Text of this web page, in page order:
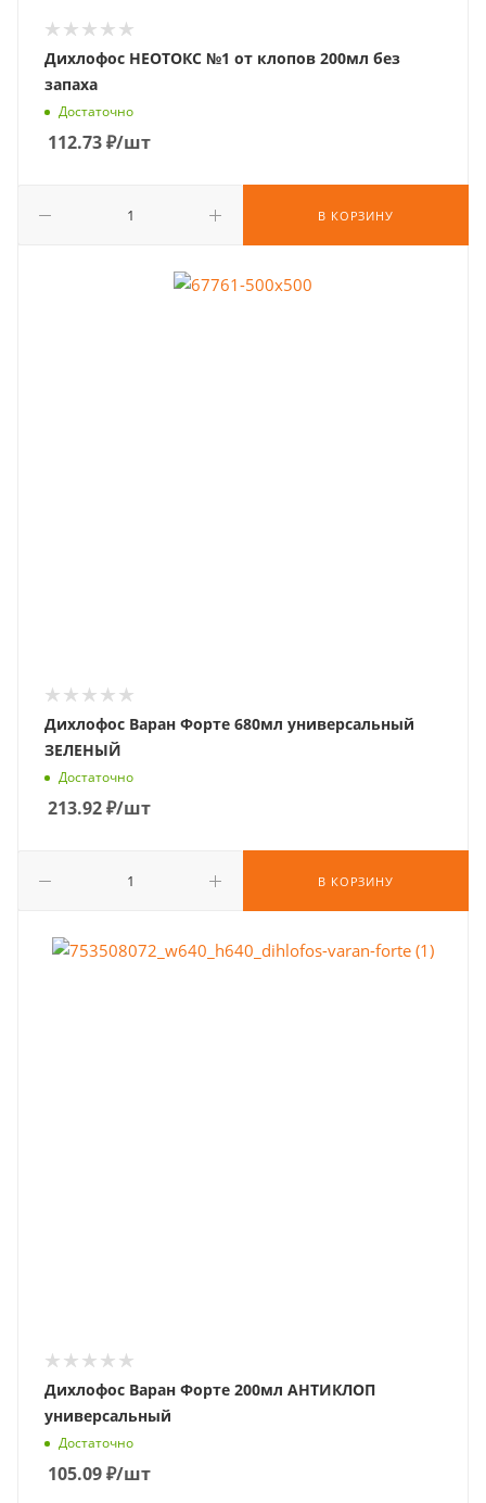
Дихлофос НЕОТОКС №1 от клопов 200мл без
запаха
Достаточно
112.73₽/шт
В КОРЗИНУ
Дихлофос Варан Форте 680мл универсальный
ЗЕЛЕНЫЙ
Достаточно
213.92₽/шт
В КОРЗИНУ
Дихлофос Варан Форте 200мл АНТИКЛОП
универсальный
Достаточно
105.09₽/шт